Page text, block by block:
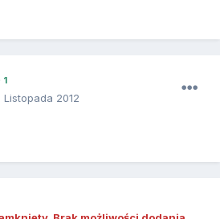
1
Listopada 2012